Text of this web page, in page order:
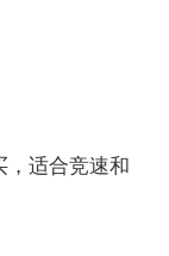
适合竞速和